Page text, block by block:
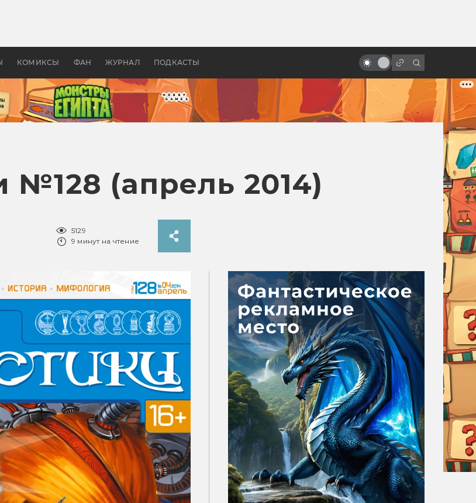
КОМИКСЫ ФАН ЖУРНАЛ ПОДКАСТЫ
—
бы «Властелина колец»
легенды
(апрель 2014)
5129
9 минут на чтение